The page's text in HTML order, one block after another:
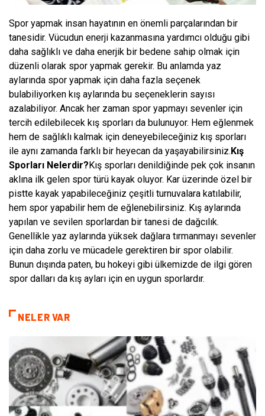
Spor yapmak insan hayatının en önemli parçalarından bir
tanesidir. Vücudun enerji kazanmasına yardımcı olduğu gibi
daha sağlıklı ve daha enerjik bir bedene sahip olmak için
düzenli olarak spor yapmak gerekir. Bu anlamda yaz
aylarında spor yapmak için daha fazla seçenek
bulabiliyorken kış aylarında bu seçeneklerin sayısı
azalabiliyor. Ancak her zaman spor yapmayı sevenler için
tercih edilebilecek kış sporları da bulunuyor. Hem eğlenmek
hem de sağlıklı kalmak için deneyebileceğiniz kış sporları
ile aynı zamanda farklı bir heyecan da yaşayabilirsiniz.Kış
Sporları Nelerdir?Kış sporları denildiğinde pek çok insanın
aklına ilk gelen spor türü kayak oluyor. Kar üzerinde özel bir
pistte kayak yapabileceğiniz çeşitli turnuvalara katılabilir,
hem spor yapabilir hem de eğlenebilirsiniz. Kış aylarında
yapılan ve sevilen sporlardan bir tanesi de dağcılık.
Genellikle yaz aylarında yüksek dağlara tırmanmayı sevenler
için daha zorlu ve mücadele gerektiren bir spor olabilir.
Bunun dışında paten, bu hokeyi gibi ülkemizde de ilgi gören
spor dalları da kış ayları için en uygun sporlardır.
NELER VAR